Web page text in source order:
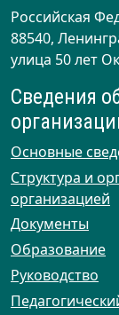
Российская
88540,
улица 50 лет
Сведения
Основные
Структура и
организацией
Документы
Образование
Руководство